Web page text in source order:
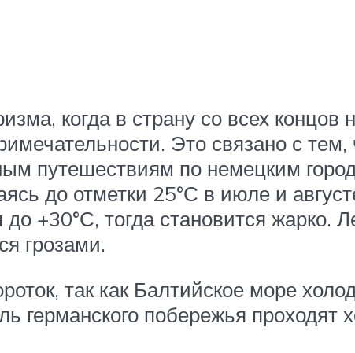
когда в страну со всех концов
Это связано с тем,
путешествиям по немецким
до отметки 25°С в июле и
+30°С, тогда становится жарко.
грозами.
так как Балтийское море
побережья проходят